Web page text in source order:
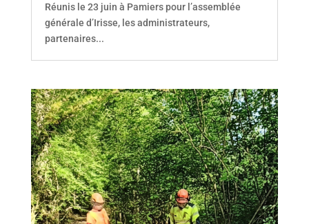
Réunis le 23 juin à Pamiers pour l’assemblée
générale d’Irisse, les administrateurs,
partenaires...